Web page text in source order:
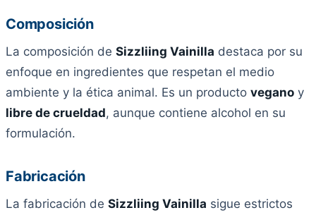
Composición
La composición de Sizzliing Vainilla destaca por su
enfoque en ingredientes que respetan el medio
ambiente y la ética animal. Es un producto vegano y
libre de crueldad, aunque contiene alcohol en su
formulación.
Fabricación
La fabricación de Sizzliing Vainilla sigue estrictos